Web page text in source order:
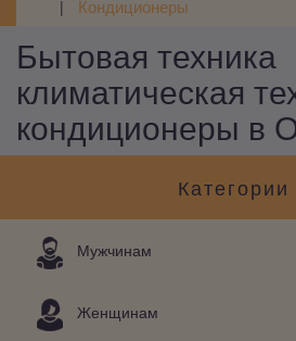
Кондиционеры
Бытовая техника
климатическая
кондиционеры в
Категории
Мужчинам
Женщинам